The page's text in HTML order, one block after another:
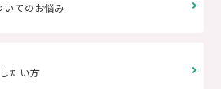
いてのお悩み
たい方